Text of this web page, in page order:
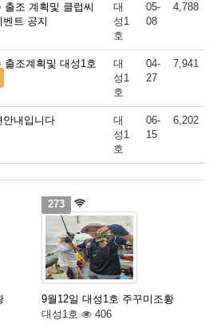
출조 계획및 클럽씨
트 공지
대
성1
호
05-
08
4,788
출조계획및 대성1호
대
성1
호
04-
27
7,941
안내입니다
대
성1
호
06-
15
6,202
273
9월12일 대성1호 주꾸미조황
대성1호
406